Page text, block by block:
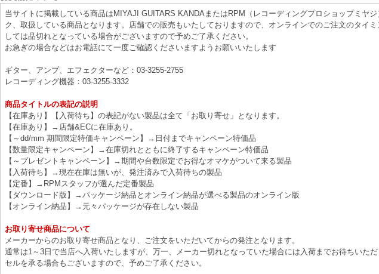
当サイトに掲載している商品はMIYAJI GUITARS KANDAまたはRPM（レコーディングプロショップミヤジ
ク、取扱している商品となります。店舗での販売もいたしておりますので、オンラインでのご注文のタイミ
しては品切れとなっている場合がございますので予めご了承ください。
お急ぎの場合などはお電話にて一度ご確認くださいますようお願いいたします
ギター、アンプ、エフェクターなど：03-3255-2755
レコーディング機器：03-3255-3332
商品タイトルの表記の説明
【在庫あり】【入荷待ち】の表記がない製品は全て「お取り寄せ」となります。
【在庫あり】→店舗&ECに在庫あり。
【～dd/mm 期間限定特価キャンペーン】→日付までキャンペーン特価品
【数量限定キャンペーン】→在庫切れとともに終了するキャンペーン特価品
【～プレゼントキャンペーン】→期間や台数限定でお得なオマケがついて来る製品
【入荷待ち】→現在在庫は無いが、発注済みで入荷待ちの製品
【定番】→RPMスタッフが選んだ定番製品
【ダウンロード版】→パッケージ納品とオンライン納品が選べる製品のオンライン版
【オンライン納品】→元々パッケージが存在しない製品
お取り寄せ商品について
メーカーからのお取り寄せ商品となり、ご注文をいただいてからの発注となります。
通常は1～3日で当店へ入荷いたしますが、万一、メーカー切れとなっていた場合には入荷までお待ちいた
セルを承る場合もございますので、予めご了承ください。